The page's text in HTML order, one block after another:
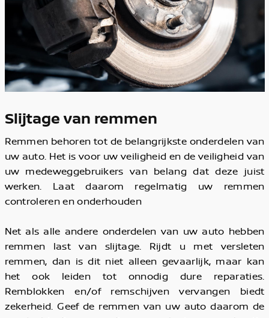
Slijtage van remmen
Remmen behoren tot de belangrijkste onderdelen van
uw auto. Het is voor uw veiligheid en de veiligheid van
uw medeweggebruikers van belang dat deze juist
werken. Laat daarom regelmatig uw remmen
controleren en onderhouden
Net als alle andere onderdelen van uw auto hebben
remmen last van slijtage. Rijdt u met versleten
remmen, dan is dit niet alleen gevaarlijk, maar kan
het ook leiden tot onnodig dure reparaties.
Remblokken en/of remschijven vervangen biedt
zekerheid. Geef de remmen van uw auto daarom de